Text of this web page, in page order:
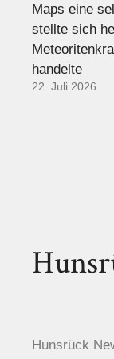
Maps eine
stellte sich
handelte
22. Juli 2026
Hunsrück